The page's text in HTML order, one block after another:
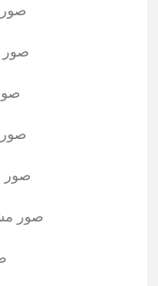
صور
صور
صور
صور